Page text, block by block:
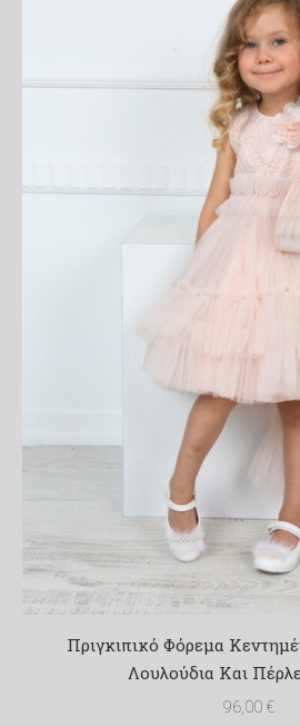
Πριγκιπικό Φόρεμα
Λουλούδια Και
96,00 €